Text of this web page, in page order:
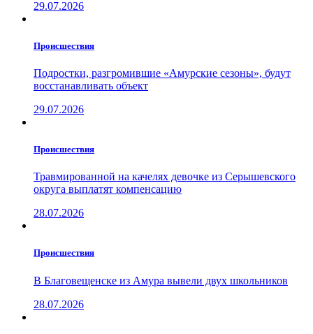
29.07.2026
Проиcшествия
Подростки, разгромившие «Амурские сезоны», будут
восстанавливать объект
29.07.2026
Проиcшествия
Травмированной на качелях девочке из Серышевского
округа выплатят компенсацию
28.07.2026
Проиcшествия
В Благовещенске из Амура вывели двух школьников
28.07.2026